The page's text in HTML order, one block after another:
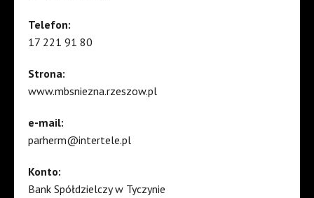
Telefon:
17 221 91 80
Strona:
www.mbsniezna.rzeszow.pl
e-mail:
parherm@intertele.pl
Konto:
Bank Spółdzielczy w Tyczynie